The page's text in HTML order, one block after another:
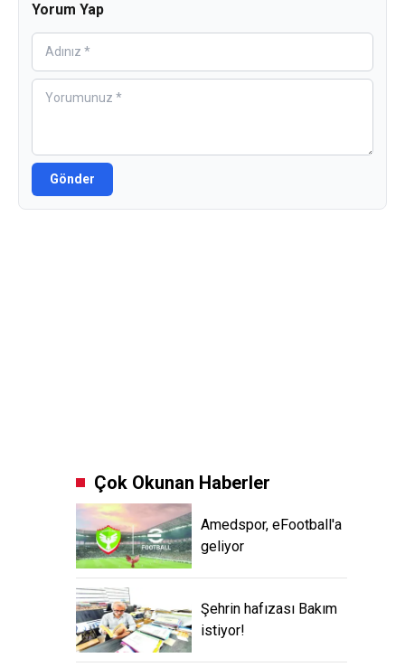
Yorum Yap
Gönder
Çok Okunan Haberler
Amedspor, eFootball'a
geliyor
Şehrin hafızası Bakım
istiyor!